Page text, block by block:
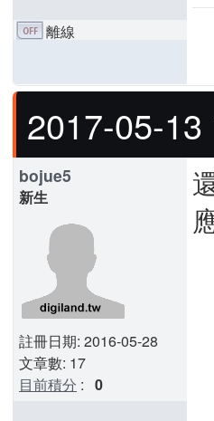
離線
2017-05-
bojue5
新生
註冊日期: 2016-05-28
文章數: 17
目前積分 : 0